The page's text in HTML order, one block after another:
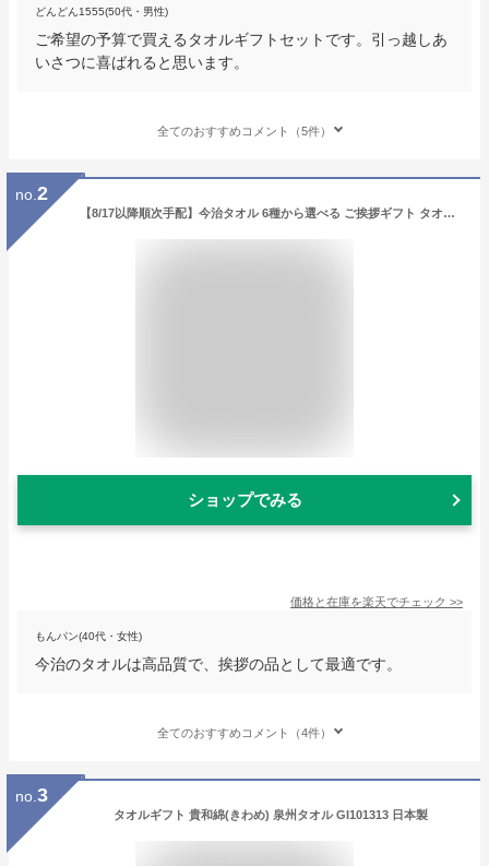
どんどん1555(50代・男性)
ご希望の予算で買えるタオルギフトセットです。引っ越しあ
いさつに喜ばれると思います。
全てのおすすめコメント（5件）
no. 2
【8/17以降順次手配】今治タオル 6種から選べる ご挨拶ギフト タオルギフト ハンドタオル ハンカチタオル 引越し 挨拶 ギフト 粗品 品物 500円 ワンコイン 手土産 挨拶まわり お礼 可愛い 敬老会 送別会 通販パーク【在庫あり】 [zkas] 【ランキング受賞！】
ショップでみる
価格と在庫を楽天でチェック >>
もんパン(40代・女性)
今治のタオルは高品質で、挨拶の品として最適です。
全てのおすすめコメント（4件）
no. 3
タオルギフト 貴和綿(きわめ) 泉州タオル GI101313 日本製